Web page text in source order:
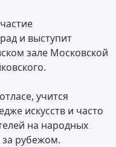
и выступит
зале Московской
учится
искусств и часто
на народных
за рубежом.